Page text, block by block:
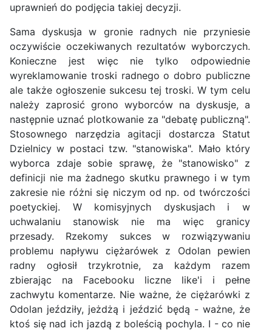
uprawnień do podjęcia takiej decyzji.
Sama dyskusja w gronie radnych nie przyniesie
oczywiście oczekiwanych rezultatów wyborczych.
Konieczne jest więc nie tylko odpowiednie
wyreklamowanie troski radnego o dobro publiczne
ale także ogłoszenie sukcesu tej troski. W tym celu
należy zaprosić grono wyborców na dyskusje, a
następnie uznać plotkowanie za "debatę publiczną".
Stosownego narzędzia agitacji dostarcza Statut
Dzielnicy w postaci tzw. "stanowiska". Mało który
wyborca zdaje sobie sprawę, że "stanowisko" z
definicji nie ma żadnego skutku prawnego i w tym
zakresie nie różni się niczym od np. od twórczości
poetyckiej. W komisyjnych dyskusjach i w
uchwalaniu stanowisk nie ma więc granicy
przesady. Rzekomy sukces w rozwiązywaniu
problemu napływu ciężarówek z Odolan pewien
radny ogłosił trzykrotnie, za każdym razem
zbierając na Facebooku liczne like'i i pełne
zachwytu komentarze. Nie ważne, że ciężarówki z
Odolan jeździły, jeżdżą i jeździć będą - ważne, że
ktoś się nad ich jazdą z boleścią pochyla. I - co nie